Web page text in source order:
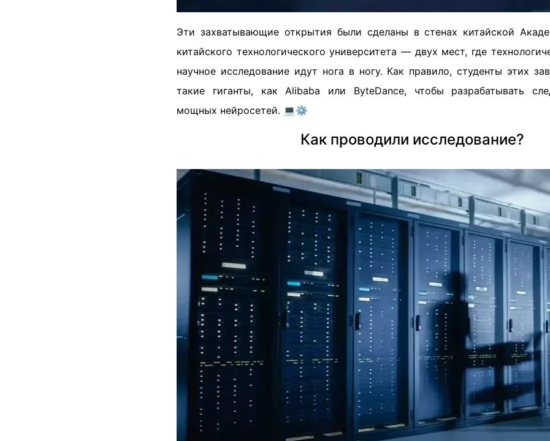
Эти захватывающие открытия были сделаны в стенах китайской
китайского технологического университета — двух мест, где
научное исследование идут нога в ногу. Как правило, студенты этих
такие гиганты, как Alibaba или ByteDance, чтобы разрабатывать
мощных нейросетей. 💻⚙️
Как проводили исследование?